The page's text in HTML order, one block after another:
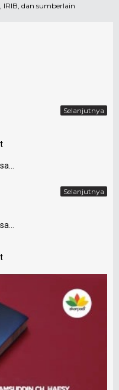
IRIB, dan sumberlain
Selanjutnya
Selanjutnya